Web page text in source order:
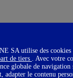
SA utilise des cookies
de tiers . Avec votre
globale de
adapter le contenu